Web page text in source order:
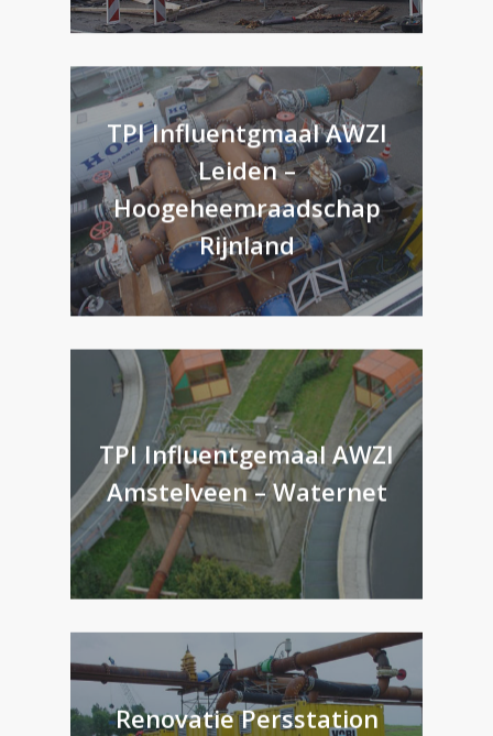
TPI Influentgmaal AWZI
Leiden –
Hoogeheemraadschap
Rijnland
TPI Influentgemaal AWZI
Amstelveen – Waternet
Renovatie Persstation